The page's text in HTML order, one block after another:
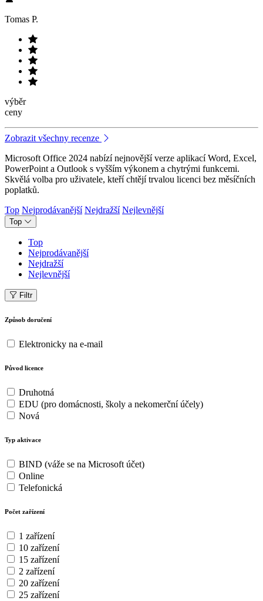
Tomas P.
výběr
ceny
Zobrazit všechny recenze
Microsoft Office 2024 nabízí nejnovější verze aplikací Word, Excel,
PowerPoint a Outlook s vyšším výkonem a chytrými funkcemi.
Skvělá volba pro uživatele, kteří chtějí trvalou licenci bez měsíčních
poplatků.
Top Nejprodávanější Nejdražší Nejlevnější
Top
Top
Nejprodávanější
Nejdražší
Nejlevnější
Filtr
Způsob doručení
Elektronicky na e-mail
Původ licence
Druhotná
EDU (pro domácnosti, školy a nekomerční účely)
Nová
Typ aktivace
BIND (váže se na Microsoft účet)
Online
Telefonická
Počet zařízení
1 zařízení
10 zařízení
15 zařízení
2 zařízení
20 zařízení
25 zařízení